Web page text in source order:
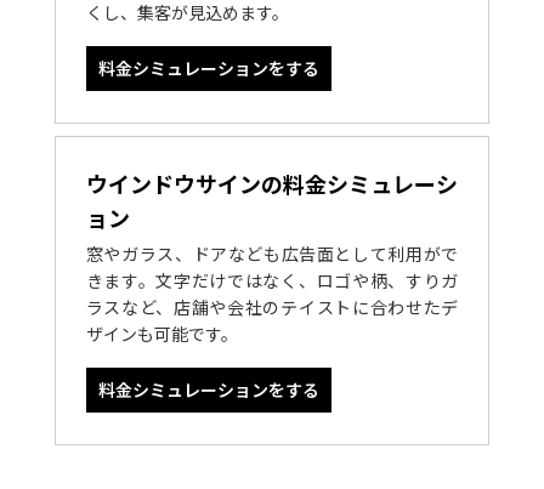
くし、集客が見込めます。
料金シミュレーションをする
ウインドウサインの料金シミュレーシ
ョン
窓やガラス、ドアなども広告面として利用がで
きます。文字だけではなく、ロゴや柄、すりガ
ラスなど、店舗や会社のテイストに合わせたデ
ザインも可能です。
料金シミュレーションをする